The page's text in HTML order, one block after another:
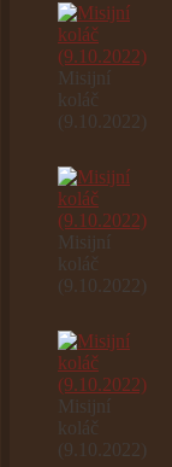
Misijní
koláč
(9.10.2022)
Misijní
koláč
(9.10.2022)
Misijní
koláč
(9.10.2022)